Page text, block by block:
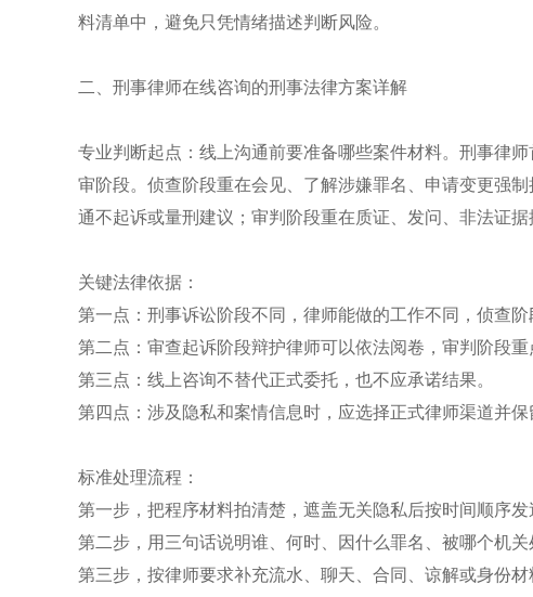
料清单中，避免只凭情绪描述判断风险。
二、刑事律师在线咨询的刑事法律方案详解
专业判断起点：线上沟通前要准备哪些案件材料。刑事律
审阶段。侦查阶段重在会见、了解涉嫌罪名、申请变更强
通不起诉或量刑建议；审判阶段重在质证、发问、非法证据
关键法律依据：
第一点：刑事诉讼阶段不同，律师能做的工作不同，侦查阶
第二点：审查起诉阶段辩护律师可以依法阅卷，审判阶段重
第三点：线上咨询不替代正式委托，也不应承诺结果。
第四点：涉及隐私和案情信息时，应选择正式律师渠道并保
标准处理流程：
第一步，把程序材料拍清楚，遮盖无关隐私后按时间顺序发
第二步，用三句话说明谁、何时、因什么罪名、被哪个机关
第三步，按律师要求补充流水、聊天、合同、谅解或身份材